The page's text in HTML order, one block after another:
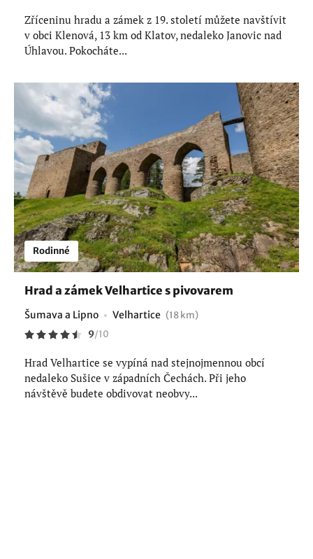
Zříceninu hradu a zámek z 19. století můžete navštívit
v obci Klenová, 13 km od Klatov, nedaleko Janovic nad
Úhlavou. Pokocháte...
Rodinné
Hrad a zámek Velhartice s pivovarem
Šumava a Lipno Velhartice (18 km)
9/10
Hrad Velhartice se vypíná nad stejnojmennou obcí
nedaleko Sušice v západních Čechách. Při jeho
návštěvě budete obdivovat neobvy...